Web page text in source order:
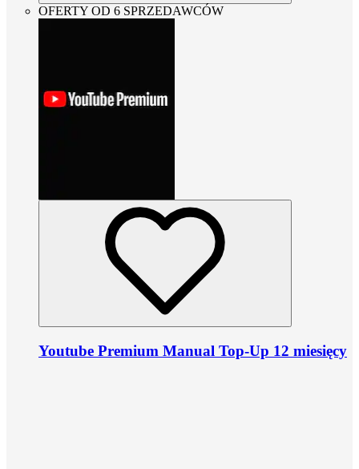
OFERTY OD 6 SPRZEDAWCÓW
Youtube Premium Manual Top-Up 12 miesięcy